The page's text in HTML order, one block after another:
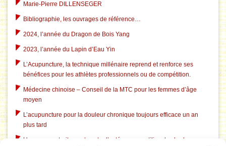
Marie-Pierre DILLENSEGER
Bibliographie, les ouvrages de référence…
2024, l’année du Dragon de Bois Yang
2023, l’année du Lapin d’Eau Yin
L’Acupuncture, la technique millénaire reprend et renforce ses
bénéfices pour les athlètes professionnels ou de compétition.
Médecine chinoise – Conseil de la MTC pour les femmes d’âge
moyen
L’acupuncture pour la douleur chronique toujours efficace un an
plus tard
Un nouveau traitement contre l’ostéoporose utilise des herbes